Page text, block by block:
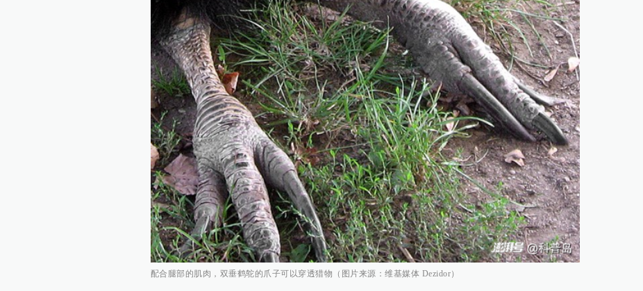
配合腿部的肌肉，双垂鹤鸵的爪子可以穿透猎物（图片来源：维基媒体 Dezidor）